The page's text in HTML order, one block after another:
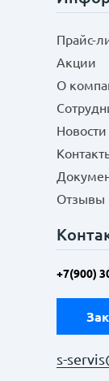
Прайс-
Акции
О
Новости
Отзывы
+7(900)
s-